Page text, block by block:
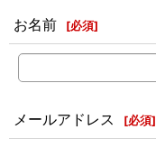
お名前 [必須]
メールアドレス [必須]